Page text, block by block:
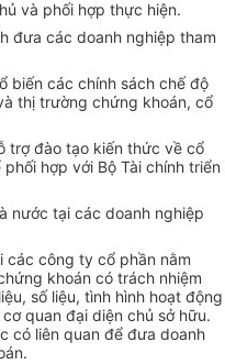
và phối hợp thực hiện.
đưa các doanh nghiệp tham
biến các chính sách chế độ
thị trường chứng khoán, cổ
trợ đào tạo kiến thức về cổ
hợp với Bộ Tài chính triển
nước tại các doanh nghiệp
các công ty cổ phần nằm
khoán có trách nhiệm
số liệu, tình hình hoạt động
quan đại diện chủ sở hữu.
có liên quan để đưa doanh